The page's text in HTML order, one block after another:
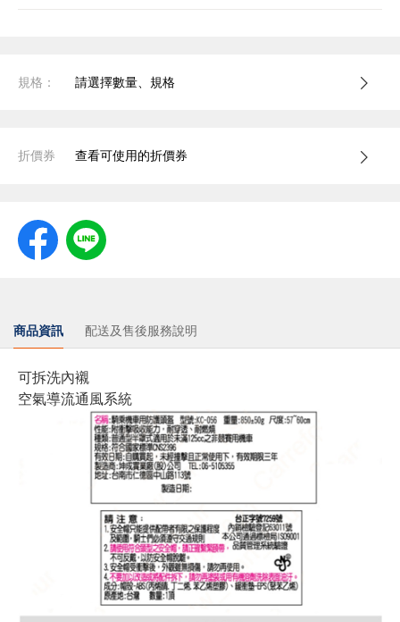
規格： 請選擇數量、規格
折價券 查看可使用的折價券
商品資訊 配送及售後服務說明
可拆洗內襯
空氣導流通風系統